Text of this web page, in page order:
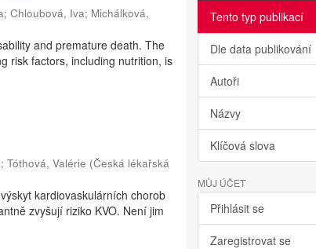
;Chloubová, Iva; Michálková,
and premature death. The
risk factors, including nutrition, is
;Tóthová, Valérie (Česká lékařská
kardiovaskulárních chorob
zvyšují riziko KVO. Není jim
Tento typ publikací
Dle data publikování
Autoři
Názvy
Klíčová slova
MŮJ ÚČET
Přihlásit se
Zaregistrovat se